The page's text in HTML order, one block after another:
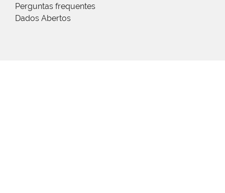
Perguntas frequentes
Dados Abertos